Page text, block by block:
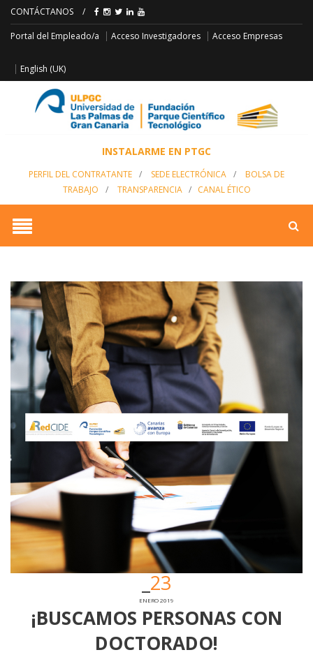
CONTÁCTANOS /
Portal del Empleado/a Acceso Investigadores Acceso Empresas
English (UK)
INSTALARME EN PTGC
PERFIL DEL CONTRATANTE / SEDE ELECTRÓNICA /
BOLSA DE
TRABAJO
/ TRANSPARENCIA/ CANAL ÉTICO
23
ENERO 2019
¡BUSCAMOS PERSONAS CON
DOCTORADO!